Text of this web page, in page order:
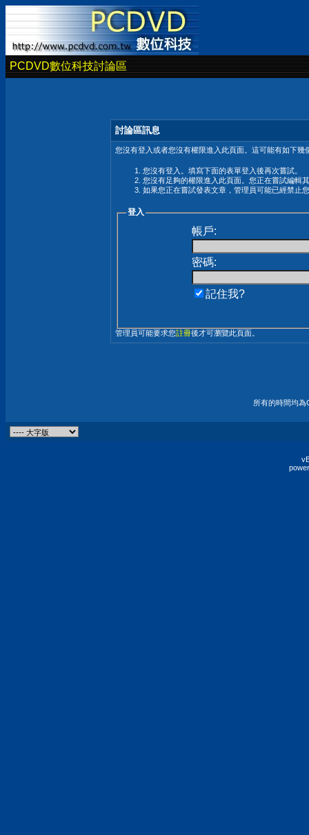
PCDVD數位科技討論區
討論區訊息
您沒有登入或者您沒有權限進入此頁面。這可能有如下幾
您沒有登入。填寫下面的表單登入後再次嘗試。
您沒有足夠的權限進入此頁面。您正在嘗試編輯
如果您正在嘗試發表文章，管理員可能已經禁止
登入
帳戶:
密碼:
記住我?
管理員可能要求您註冊後才可瀏覽此頁面。
所有的時間均為